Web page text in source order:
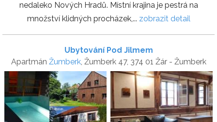
nedaleko Nových Hradů. Místní krajina je pestrá na
množství klidných procházek,... zobrazit detail
Ubytování Pod Jilmem
Apartmán Žumberk, Žumberk 47, 374 01 Žár - Žumberk